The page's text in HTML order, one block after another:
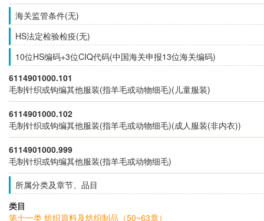
海关监管条件(无)
HS法定检验检疫(无)
10位HS编码+3位CIQ代码(中国海关申报13位海关编码)
6114901000.101
毛制针织或钩编其他服装(指羊毛或动物细毛)(儿童服装)
6114901000.102
毛制针织或钩编其他服装(指羊毛或动物细毛)(成人服装(非内衣))
6114901000.999
毛制针织或钩编其他服装(指羊毛或动物细毛)
所属分类及章节、品目
类目
第十一类 纺织原料及纺织制品（50~63章）